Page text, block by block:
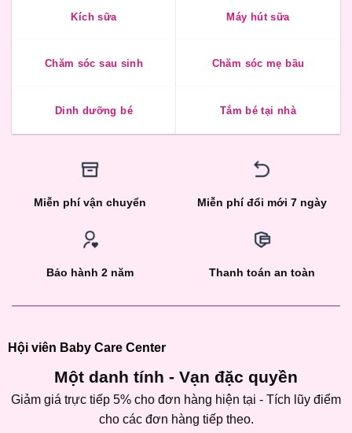
Kích sữa Máy hút sữa
Chăm sóc sau sinh Chăm sóc mẹ bầu
Dinh dưỡng bé Tắm bé tại nhà
Miễn phí vận chuyển Miễn phí đổi mới 7 ngày
Bảo hành 2 năm Thanh toán an toàn
Hội viên Baby Care Center
Một danh tính - Vạn đặc quyền
Giảm giá trực tiếp 5% cho đơn hàng hiện tại - Tích lũy điểm
cho các đơn hàng tiếp theo.